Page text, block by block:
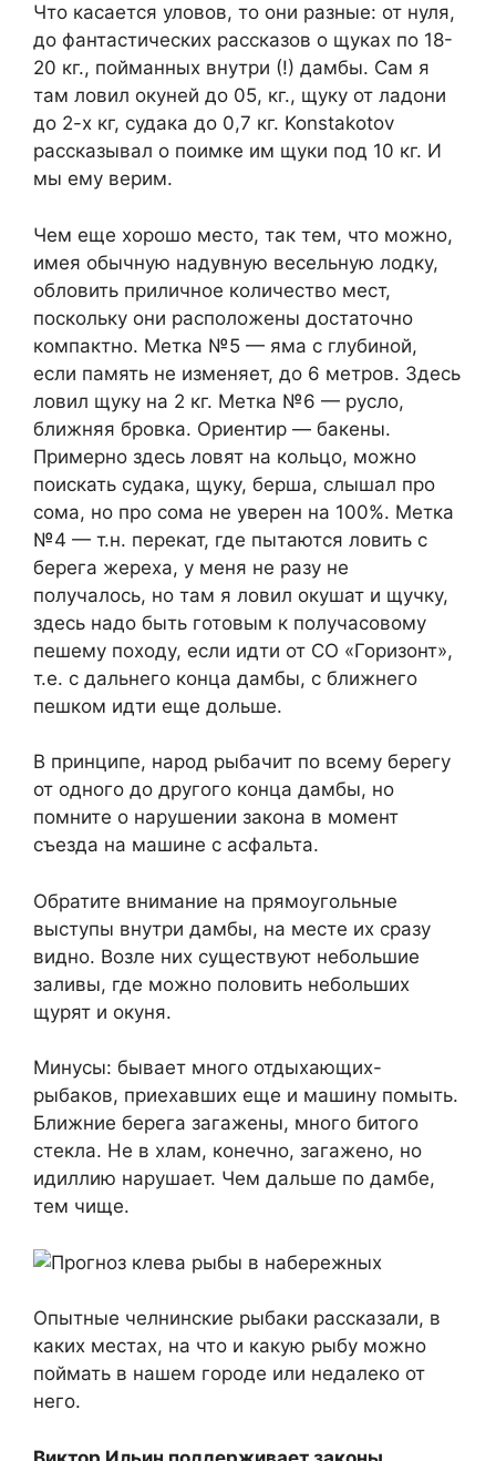
Что касается уловов, то они разные: от нуля,
до фантастических рассказов о щуках по 18-
20 кг., пойманных внутри (!) дамбы. Сам я
там ловил окуней до 05, кг., щуку от ладони
до 2-х кг, судака до 0,7 кг. Konstakotov
рассказывал о поимке им щуки под 10 кг. И
мы ему верим.
Чем еще хорошо место, так тем, что можно,
имея обычную надувную весельную лодку,
обловить приличное количество мест,
поскольку они расположены достаточно
компактно. Метка №5 — яма с глубиной,
если память не изменяет, до 6 метров. Здесь
ловил щуку на 2 кг. Метка №6 — русло,
ближняя бровка. Ориентир — бакены.
Примерно здесь ловят на кольцо, можно
поискать судака, щуку, берша, слышал про
сома, но про сома не уверен на 100%. Метка
№4 — т.н. перекат, где пытаются ловить с
берега жереха, у меня не разу не
получалось, но там я ловил окушат и щучку,
здесь надо быть готовым к получасовому
пешему походу, если идти от СО «Горизонт»,
т.е. с дальнего конца дамбы, с ближнего
пешком идти еще дольше.
В принципе, народ рыбачит по всему берегу
от одного до другого конца дамбы, но
помните о нарушении закона в момент
съезда на машине с асфальта.
Обратите внимание на прямоугольные
выступы внутри дамбы, на месте их сразу
видно. Возле них существуют небольшие
заливы, где можно половить небольших
щурят и окуня.
Минусы: бывает много отдыхающих-
рыбаков, приехавших еще и машину помыть.
Ближние берега загажены, много битого
стекла. Не в хлам, конечно, загажено, но
идиллию нарушает. Чем дальше по дамбе,
тем чище.
Опытные челнинские рыбаки рассказали, в
каких местах, на что и какую рыбу можно
поймать в нашем городе или недалеко от
него.